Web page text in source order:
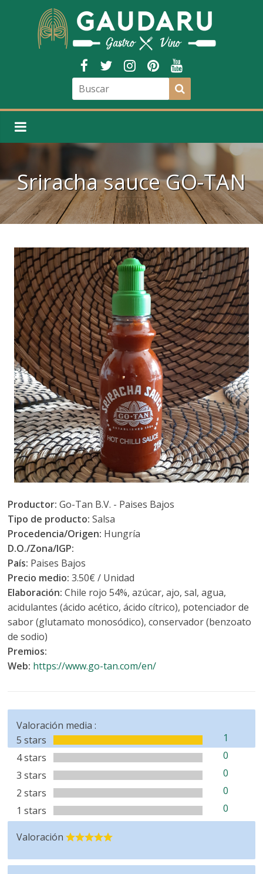
Sriracha sauce GO-TAN
Productor: Go-Tan B.V. - Paises Bajos
Tipo de producto:Salsa
Procedencia/Origen: Hungría
D.O./Zona/IGP:
País: Paises Bajos
Precio medio: 3.50€ / Unidad
Elaboración: Chile rojo 54%, azúcar, ajo, sal, agua,
acidulantes (ácido acético, ácido cítrico), potenciador de
sabor (glutamato monosódico), conservador (benzoato
de sodio)
Premios:
Web: https://www.go-tan.com/en/
Valoración media :
5 stars
1
4 stars
0
3 stars
0
2 stars
0
1 stars
0
Valoración